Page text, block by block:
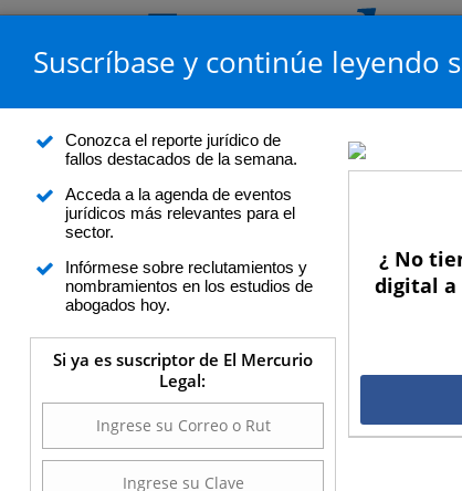
Suscríbase y continúe leyendo
Conozca el reporte jurídico de
fallos destacados de la semana.
Acceda a la agenda de eventos
jurídicos más relevantes para el
sector.
Infórmese sobre reclutamientos y
nombramientos en los estudios de
abogados hoy.
Si ya es suscriptor de El Mercurio
Legal:
¿ No
digital a